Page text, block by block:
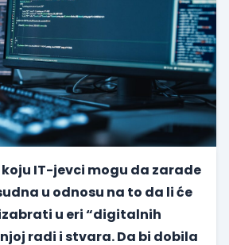
IT-jevci mogu da zarade
u odnosu na to da li će
u eri “digitalnih
radi i stvara. Da bi dobila